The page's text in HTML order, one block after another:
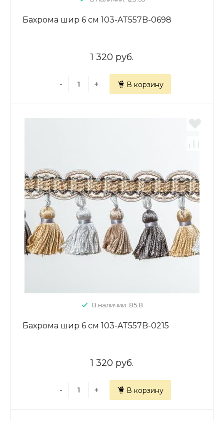
Бахрома шир 6 см 103-AT557B-0698
1 320 руб.
- + В корзину
В наличии: 85.8
Бахрома шир 6 см 103-AT557B-0215
1 320 руб.
- + В корзину